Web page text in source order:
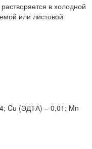
в холодной
или листовой
Cu (ЭДТА) – 0,01; Mn